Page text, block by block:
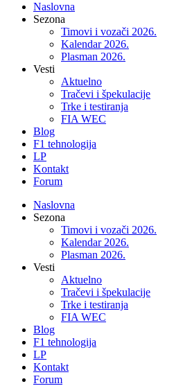
Naslovna
Sezona
Timovi i vozači 2026.
Kalendar 2026.
Plasman 2026.
Vesti
Aktuelno
Tračevi i špekulacije
Trke i testiranja
FIA WEC
Blog
F1 tehnologija
LP
Kontakt
Forum
Naslovna
Sezona
Timovi i vozači 2026.
Kalendar 2026.
Plasman 2026.
Vesti
Aktuelno
Tračevi i špekulacije
Trke i testiranja
FIA WEC
Blog
F1 tehnologija
LP
Kontakt
Forum